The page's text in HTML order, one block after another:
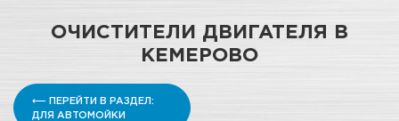
ОЧИСТИТЕЛИ ДВИГАТЕЛЯ В
КЕМЕРОВО
⟵ ПЕРЕЙТИ В РАЗДЕЛ:
ДЛЯ АВТОМОЙКИ